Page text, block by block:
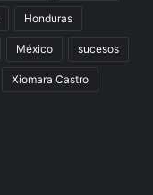
Honduras
México sucesos
Xiomara Castro